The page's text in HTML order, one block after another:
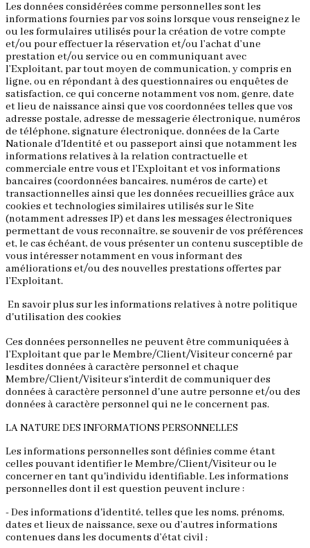
Les données considérées comme personnelles sont les
informations fournies par vos soins lorsque vous renseignez le
ou les formulaires utilisés pour la création de votre compte
et/ou pour effectuer la réservation et/ou l’achat d’une
prestation et/ou service ou en communiquant avec
l’Exploitant, par tout moyen de communication, y compris en
ligne, ou en répondant à des questionnaires ou enquêtes de
satisfaction, ce qui concerne notamment vos nom, genre, date
et lieu de naissance ainsi que vos coordonnées telles que vos
adresse postale, adresse de messagerie électronique, numéros
de téléphone, signature électronique, données de la Carte
Nationale d'Identité et ou passeport ainsi que notamment les
informations relatives à la relation contractuelle et
commerciale entre vous et l’Exploitant et vos informations
bancaires (coordonnées bancaires, numéros de carte) et
transactionnelles ainsi que les données recueillies grâce aux
cookies et technologies similaires utilisés sur le Site
(notamment adresses IP) et dans les messages électroniques
permettant de vous reconnaître, se souvenir de vos préférences
et, le cas échéant, de vous présenter un contenu susceptible de
vous intéresser notamment en vous informant des
améliorations et/ou des nouvelles prestations offertes par
l’Exploitant.
En savoir plus sur les informations relatives à notre politique
d'utilisation des cookies
Ces données personnelles ne peuvent être communiquées à
l’Exploitant que par le Membre/Client/Visiteur concerné par
lesdites données à caractère personnel et chaque
Membre/Client/Visiteur s'interdit de communiquer des
données à caractère personnel d'une autre personne et/ou des
données à caractère personnel qui ne le concernent pas.
LA NATURE DES INFORMATIONS PERSONNELLES
Les informations personnelles sont définies comme étant
celles pouvant identifier le Membre/Client/Visiteur ou le
concerner en tant qu'individu identifiable. Les informations
personnelles dont il est question peuvent inclure :
- Des informations d'identité, telles que les noms, prénoms,
dates et lieux de naissance, sexe ou d’autres informations
contenues dans les documents d’état civil ;